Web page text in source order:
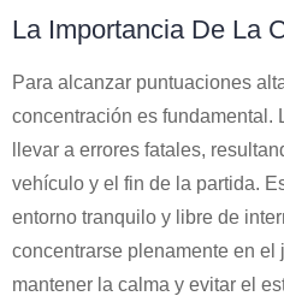
La Importancia De La
Para alcanzar puntuaciones
concentración es fundamental.
llevar a errores fatales,
vehículo y el fin de la partida.
entorno tranquilo y libre de
concentrarse plenamente en el
mantener la calma y evitar el